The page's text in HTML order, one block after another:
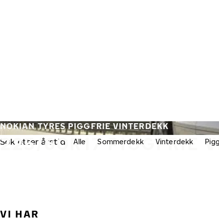
225/60R17 PIGGFRIE
NOKIAN TYRES PIGGFRIE VINTERDEKK
Søk etter årstid: Alle Sommerdekk Vinterdekk
VI HAR